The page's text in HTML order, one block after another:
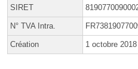
SIRET
N° TVA Intra.
Création 1 octobre 2018